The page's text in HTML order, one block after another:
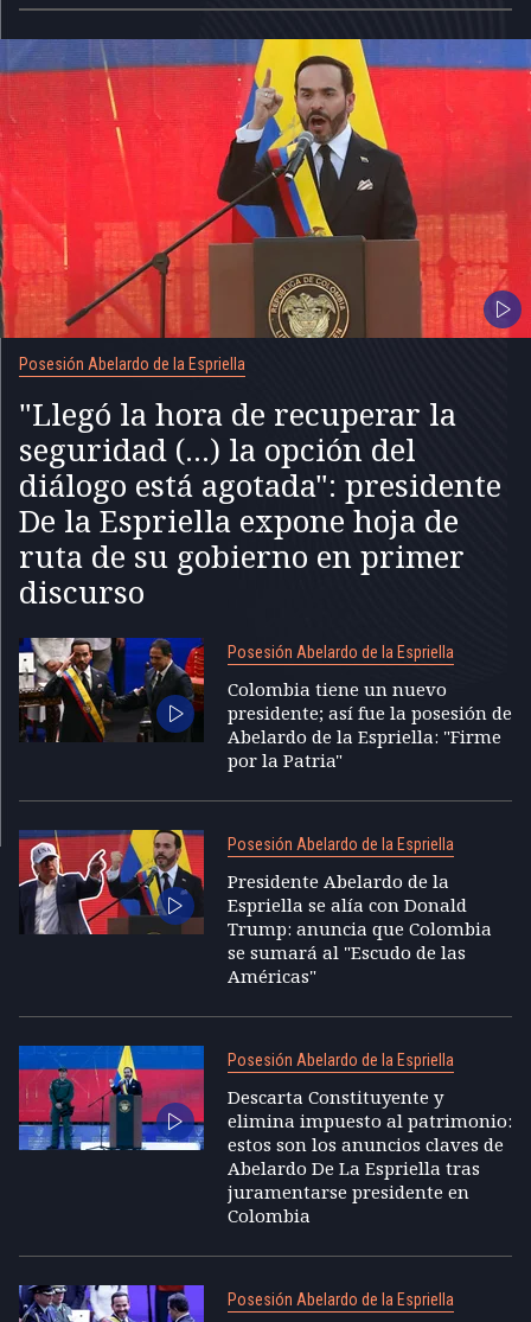
Posesión Abelardo de la Espriella
"Llegó la hora de recuperar la
seguridad (...) la opción del
diálogo está agotada": presidente
De la Espriella expone hoja de
ruta de su gobierno en primer
discurso
Posesión Abelardo de la Espriella
Colombia tiene un nuevo
presidente; así fue la posesión de
Abelardo de la Espriella: "Firme
por la Patria"
Posesión Abelardo de la Espriella
Presidente Abelardo de la
Espriella se alía con Donald
Trump: anuncia que Colombia
se sumará al "Escudo de las
Américas"
Posesión Abelardo de la Espriella
Descarta Constituyente y
elimina impuesto al patrimonio:
estos son los anuncios claves de
Abelardo De La Espriella tras
juramentarse presidente en
Colombia
Posesión Abelardo de la Espriella